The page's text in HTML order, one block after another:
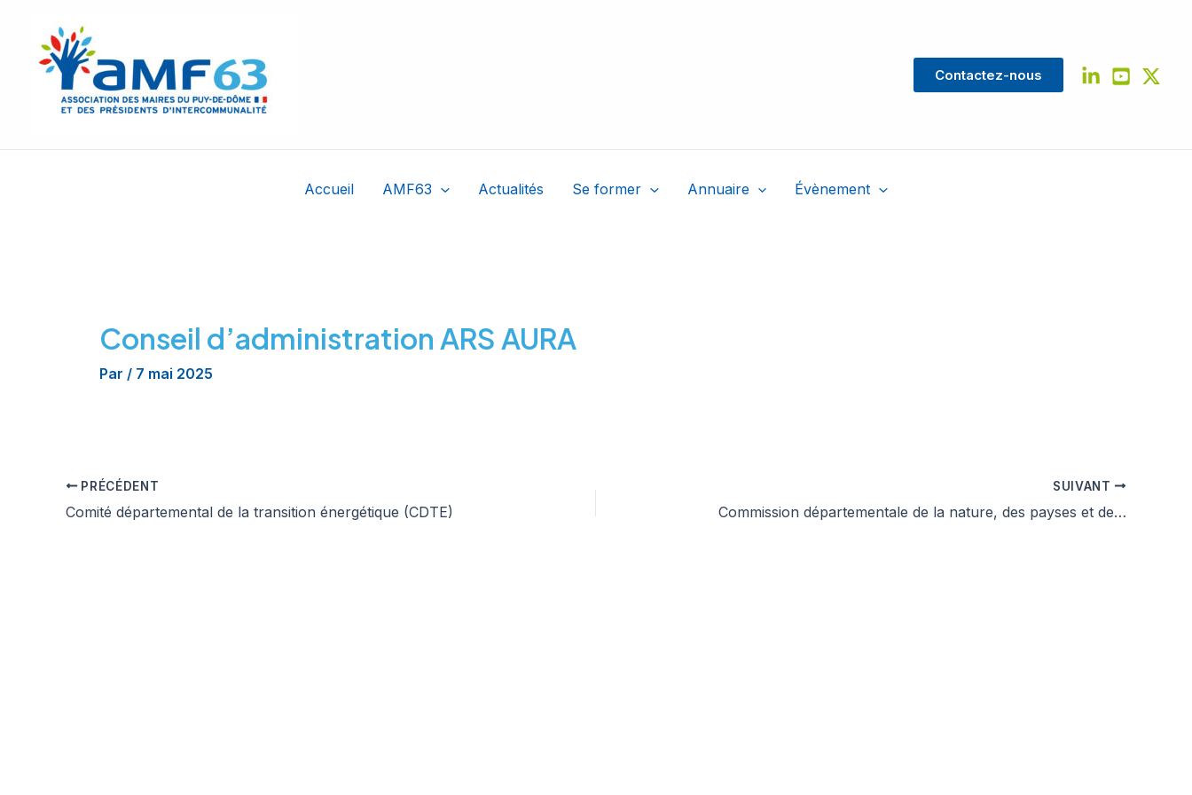
contenu
Contactez-nous
Accueil AMF63 Actualités Se former Annuaire Évènement
Conseil d’administration ARS AURA
Par / 7 mai 2025
PRÉCÉDENT
Comité départemental de la transition énergétique (CDTE)
SUIVANT
Commission départementale de la nature, des payses et des sites